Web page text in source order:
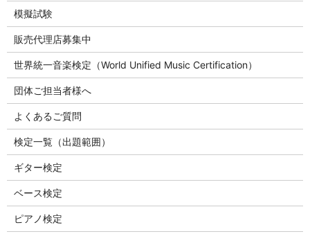
模擬試験
販売代理店募集中
世界統一音楽検定（World Unified Music Certification）
団体ご担当者様へ
よくあるご質問
検定一覧（出題範囲）
ギター検定
ベース検定
ピアノ検定